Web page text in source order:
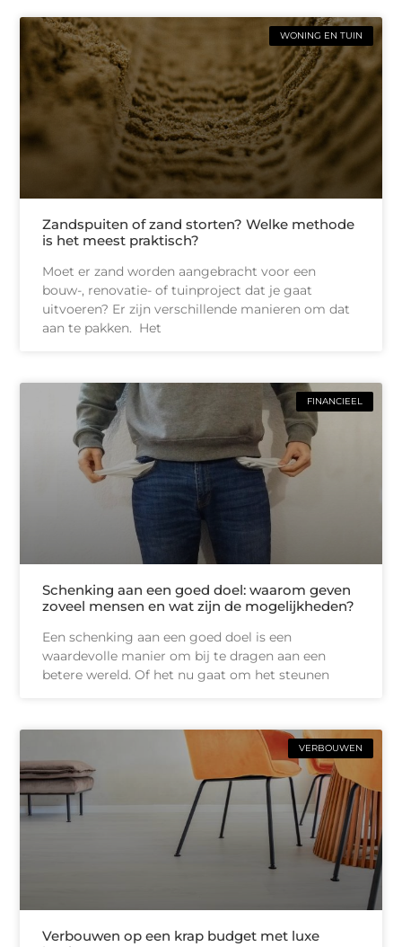
WONING EN TUIN
Zandspuiten of zand storten? Welke methode
is het meest praktisch?
Moet er zand worden aangebracht voor een
bouw-, renovatie- of tuinproject dat je gaat
uitvoeren? Er zijn verschillende manieren om dat
aan te pakken. Het
FINANCIEEL
Schenking aan een goed doel: waarom geven
zoveel mensen en wat zijn de mogelijkheden?
Een schenking aan een goed doel is een
waardevolle manier om bij te dragen aan een
betere wereld. Of het nu gaat om het steunen
VERBOUWEN
Verbouwen op een krap budget met luxe